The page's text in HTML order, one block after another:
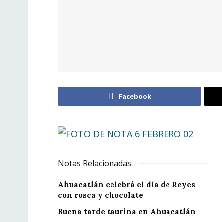
Facebook
Notas Relacionadas
Ahuacatlán celebrá el día de Reyes
con rosca y chocolate
Buena tarde taurina en Ahuacatlán